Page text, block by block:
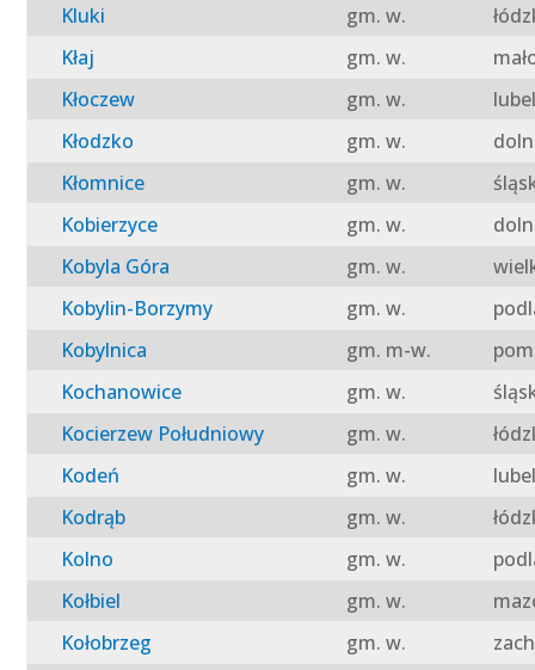
Kluki
gm. w.
Kłaj
gm. w.
Kłoczew
gm. w.
Kłodzko
gm. w.
Kłomnice
gm. w.
Kobierzyce
gm. w.
Kobyla Góra
gm. w.
Kobylin-Borzymy
gm. w.
Kobylnica
gm. m-w.
Kochanowice
gm. w.
Kocierzew Południowy
gm. w.
Kodeń
gm. w.
Kodrąb
gm. w.
Kolno
gm. w.
Kołbiel
gm. w.
Kołobrzeg
gm. w.